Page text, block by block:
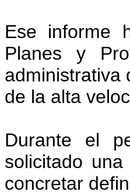
Ese informe
Planes y
administrativa
de la alta
Durante el
solicitado
concretar